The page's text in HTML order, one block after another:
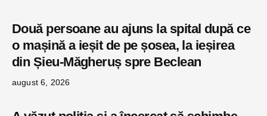
Două persoane au ajuns la spital după ce
o mașină a ieșit de pe șosea, la ieșirea
din Șieu-Măgheruș spre Beclean
august 6, 2026